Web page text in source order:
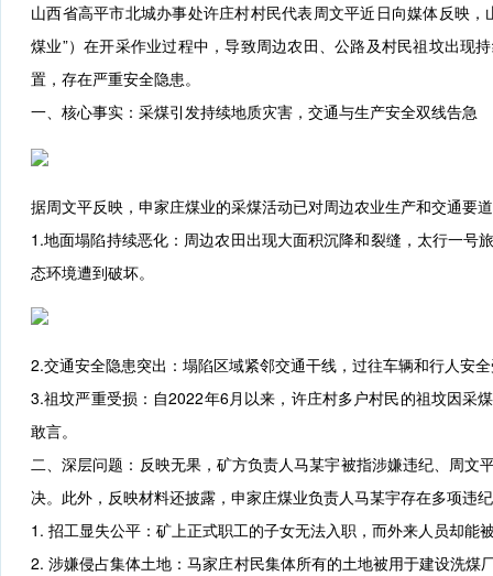
山西省高平市北城办事处许庄村村民代表周文平近日向媒体反映
煤业”）在开采作业过程中，导致周边农田、公路及村民祖坟出现
置，存在严重安全隐患。
一、核心事实：采煤引发持续地质灾害，交通与生产安全双线告急
据周文平反映，申家庄煤业的采煤活动已对周边农业生产和交通要
1.地面塌陷持续恶化：周边农田出现大面积沉降和裂缝，太行一号
态环境遭到破坏。
2.交通安全隐患突出：塌陷区域紧邻交通干线，过往车辆和行人安
3.祖坟严重受损：自2022年6月以来，许庄村多户村民的祖坟因采
敢言。
二、深层问题：反映无果，矿方负责人马某宇被指涉嫌违纪、周文
决。此外，反映材料还披露，申家庄煤业负责人马某宇存在多项违
1. 招工显失公平：矿上正式职工的子女无法入职，而外来人员却能
2. 涉嫌侵占集体土地：马家庄村民集体所有的土地被用于建设洗